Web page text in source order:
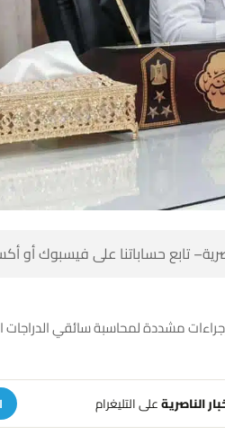
تابع حساباتنا على فيسبوك أو
مشددة لمحاسبة سائقي الدراجات
الناصريةعلى التليغرام